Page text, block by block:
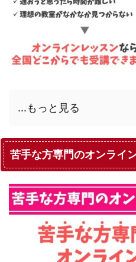
...もっと見る
苦手な方専門のオンライ